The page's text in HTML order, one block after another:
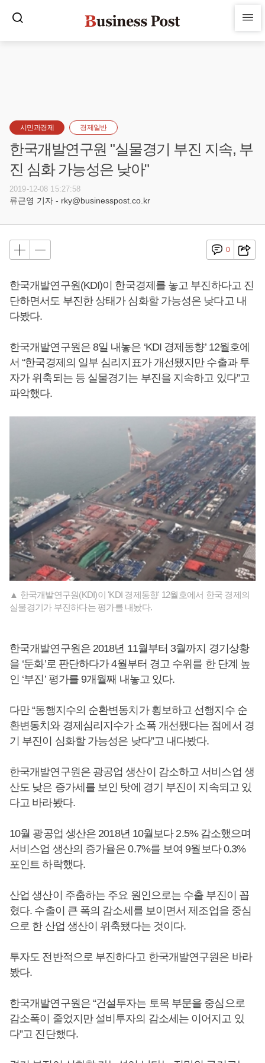
시민과경제 경제일반
한국개발연구원 "실물경기 부진 지속, 부
진 심화 가능성은 낮아"
2019-12-08 15:27:58
류근영 기자 - rky@businesspost.co.kr
0
한국개발연구원(KDI)이 한국경제를 놓고 부진하다고 진
단하면서도 부진한 상태가 심화할 가능성은 낮다고 내
다봤다.
한국개발연구원은 8일 내놓은 ‘KDI 경제동향’ 12월호에
서 “한국경제의 일부 심리지표가 개선됐지만 수출과 투
자가 위축되는 등 실물경기는 부진을 지속하고 있다”고
파악했다.
▲ 한국개발연구원(KDI)이 'KDI 경제동향' 12월호에서 한국 경제의
실물경기가 부진하다는 평가를 내놨다.
한국개발연구원은 2018년 11월부터 3월까지 경기상황
을 ‘둔화’로 판단하다가 4월부터 경고 수위를 한 단계 높
인 ‘부진’ 평가를 9개월째 내놓고 있다.
다만 “동행지수의 순환변동치가 횡보하고 선행지수 순
환변동치와 경제심리지수가 소폭 개선됐다는 점에서 경
기 부진이 심화할 가능성은 낮다”고 내다봤다.
한국개발연구원은 광공업 생산이 감소하고 서비스업 생
산도 낮은 증가세를 보인 탓에 경기 부진이 지속되고 있
다고 바라봤다.
10월 광공업 생산은 2018년 10월보다 2.5% 감소했으며
서비스업 생산의 증가율은 0.7%를 보여 9월보다 0.3%
포인트 하락했다.
산업 생산이 주춤하는 주요 원인으로는 수출 부진이 꼽
혔다. 수출이 큰 폭의 감소세를 보이면서 제조업을 중심
으로 한 산업 생산이 위축됐다는 것이다.
투자도 전반적으로 부진하다고 한국개발연구원은 바라
봤다.
한국개발연구원은 “건설투자는 토목 부문을 중심으로
감소폭이 줄었지만 설비투자의 감소세는 이어지고 있
다”고 진단했다.